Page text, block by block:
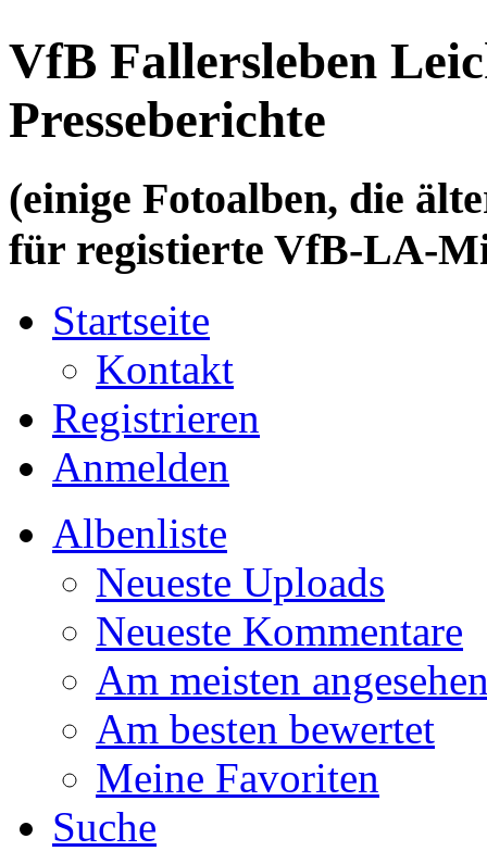
VfB Fallersleben
Presseberichte
(einige Fotoalben, die
für registierte VfB-LA-
Startseite
Kontakt
Registrieren
Anmelden
Albenliste
Neueste Uploads
Neueste Kommentare
Am meisten
Am besten bewertet
Meine Favoriten
Suche